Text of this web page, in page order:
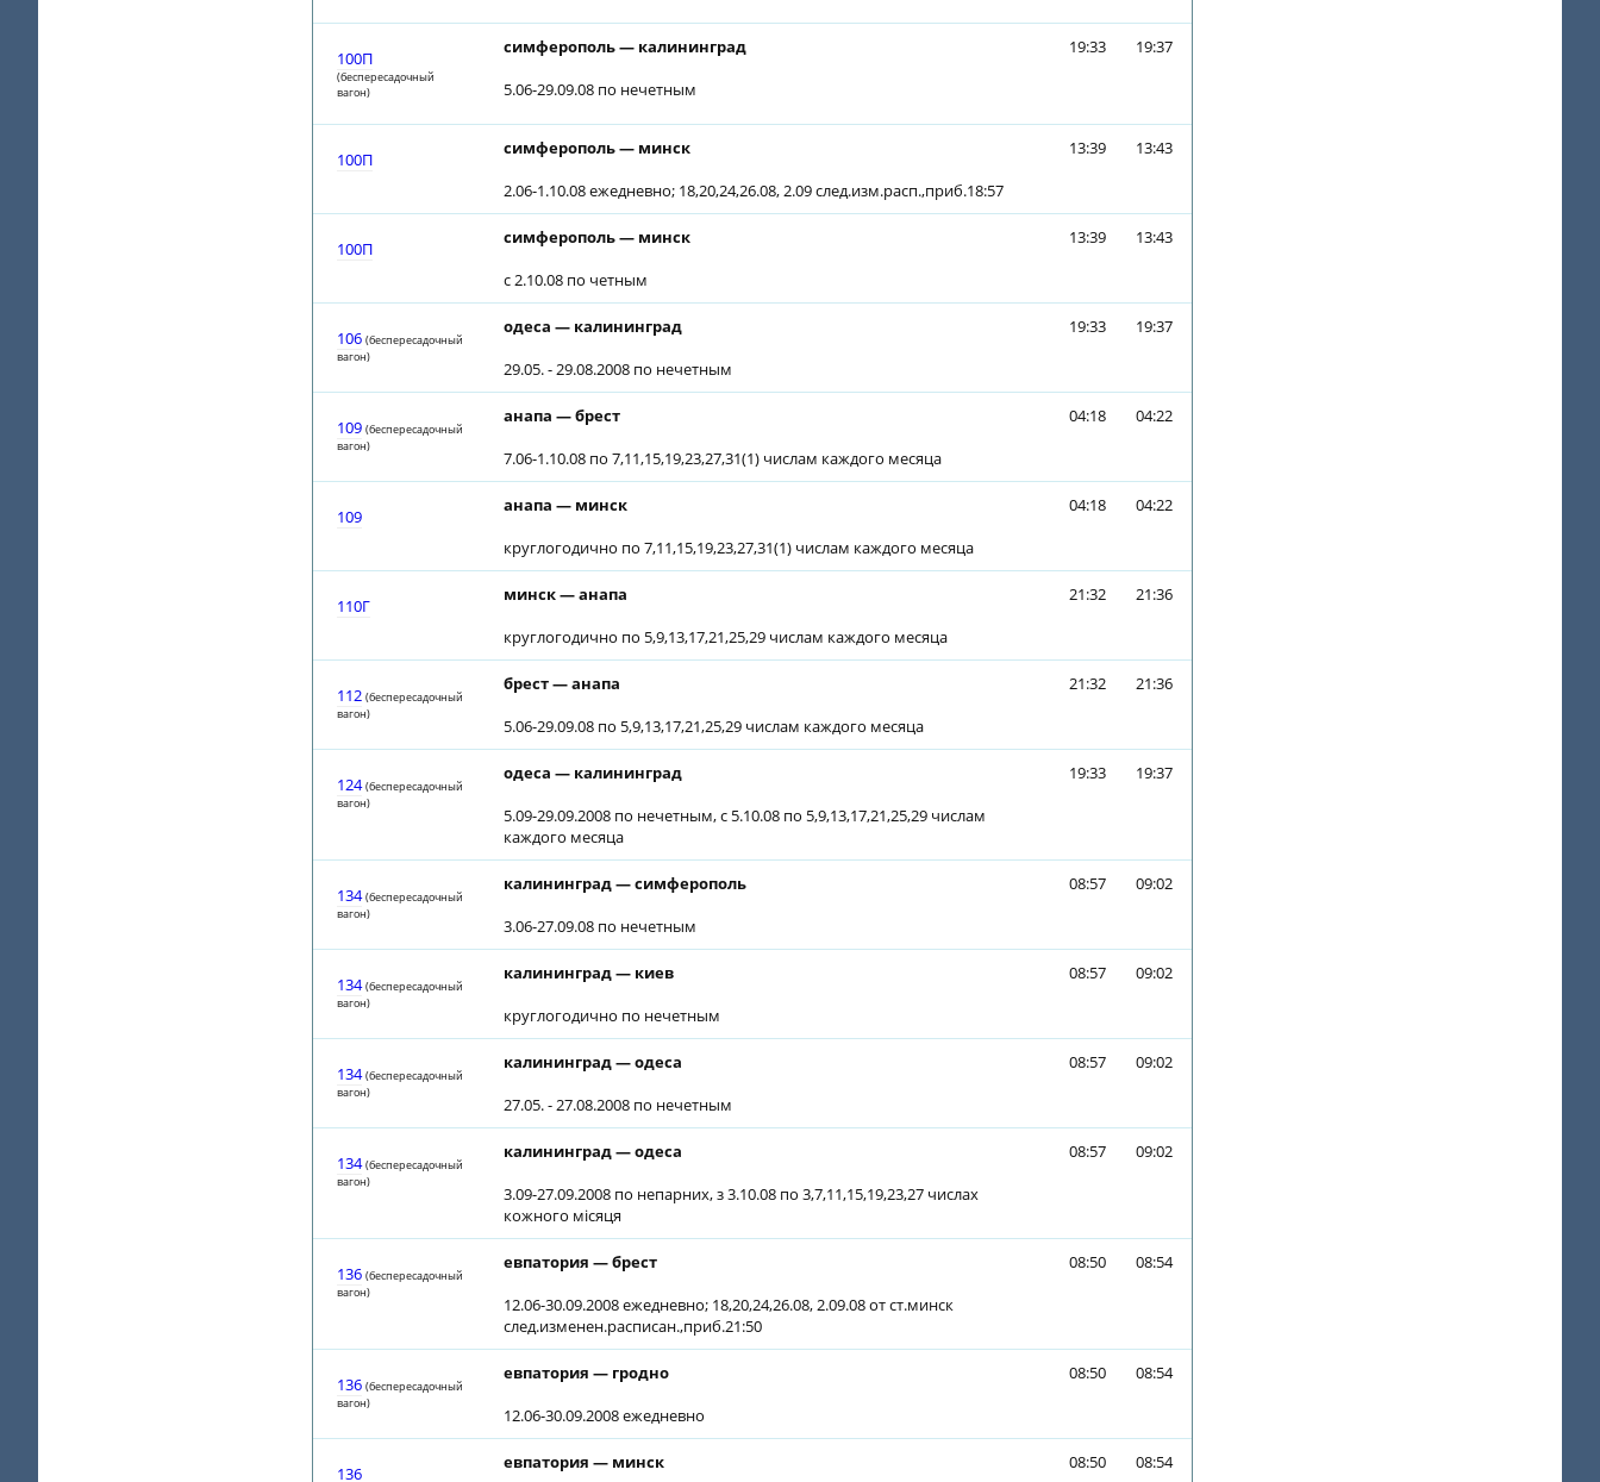
100П
(беспересадочный
вагон)
симферополь — калининград
5.06-29.09.08 по нечетным
19:33 19:37
100П
симферополь — минск
2.06-1.10.08 ежедневно; 18,20,24,26.08, 2.09 след.изм.расп.,приб.18:57
13:39 13:43
100П
симферополь — минск
с 2.10.08 по четным
13:39 13:43
106 (беспересадочный
вагон)
одеса — калининград
29.05. - 29.08.2008 по нечетным
19:33 19:37
109 (беспересадочный
вагон)
анапа — брест
7.06-1.10.08 по 7,11,15,19,23,27,31(1) числам каждого месяца
04:18 04:22
109
анапа — минск
круглогодично по 7,11,15,19,23,27,31(1) числам каждого месяца
04:18 04:22
110Г
минск — анапа
круглогодично по 5,9,13,17,21,25,29 числам каждого месяца
21:32 21:36
112 (беспересадочный
вагон)
брест — анапа
5.06-29.09.08 по 5,9,13,17,21,25,29 числам каждого месяца
21:32 21:36
124 (беспересадочный
вагон)
одеса — калининград
5.09-29.09.2008 по нечетным, с 5.10.08 по 5,9,13,17,21,25,29 числам
каждого месяца
19:33 19:37
134 (беспересадочный
вагон)
калининград — симферополь
3.06-27.09.08 по нечетным
08:57 09:02
134 (беспересадочный
вагон)
калининград — киев
круглогодично по нечетным
08:57 09:02
134 (беспересадочный
вагон)
калининград — одеса
27.05. - 27.08.2008 по нечетным
08:57 09:02
134 (беспересадочный
вагон)
калининград — одеса
3.09-27.09.2008 по непарних, з 3.10.08 по 3,7,11,15,19,23,27 числах
кожного місяця
08:57 09:02
136 (беспересадочный
вагон)
евпатория — брест
12.06-30.09.2008 ежедневно; 18,20,24,26.08, 2.09.08 от ст.минск
след.изменен.расписан.,приб.21:50
08:50 08:54
136 (беспересадочный
вагон)
евпатория — гродно
12.06-30.09.2008 ежедневно
08:50 08:54
136
евпатория — минск 08:50 08:54